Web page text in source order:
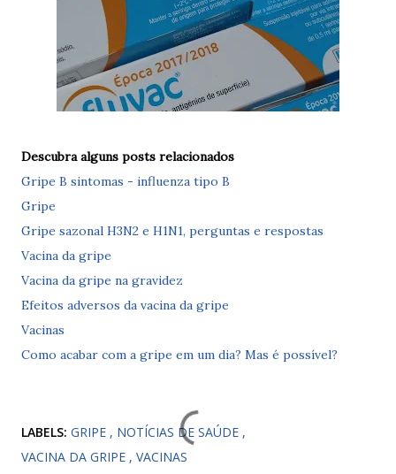
Descubra alguns posts relacionados
Gripe B sintomas - influenza tipo B
Gripe
Gripe sazonal H3N2 e H1N1, perguntas e respostas
Vacina da gripe
Vacina da gripe na gravidez
Efeitos adversos da vacina da gripe
Vacinas
Como acabar com a gripe em um dia? Mas é possível?
LABELS: GRIPE
NOTÍCIAS DE SAÚDE
VACINA DA GRIPE
VACINAS